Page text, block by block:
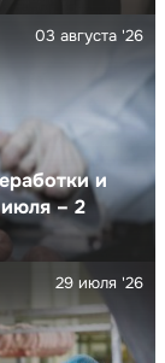
и
– 2
03 августа '26
29 июля '26